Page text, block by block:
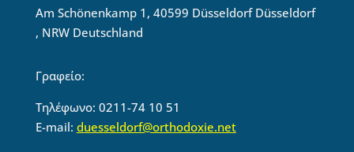
Am Schönenkamp 1, 40599 Düsseldorf Düsseldorf
, NRW Deutschland
Γραφείο:
Τηλέφωνο: 0211-74 10 51
E-mail: duesseldorf@orthodoxie.net